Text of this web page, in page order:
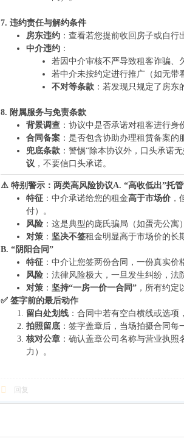
7. 违约责任与解约条件
房东违约 ：查看若您提前收回房子或自行
中介违约 ：
若因中介审核不严导致租客诈骗、
若中介未按约定进行推广（如无带
不对等条款 ：若发现只规定了房东
8. 附属服务与免责条款
背景调查 ：协议中是否承诺对租客进行
合同备案 ：是否包含协助办理租赁备案的
兜底条款 ：警惕“除本协议外，口头承诺
议 ，不要信口头承诺。
⚠️ 特别警示：两类高风险协议A. “高收低出”托
特征 ：中介承诺给您的租金高于市场价
付）。
风险 ：这是典型的庞氏骗局（如蛋壳公
对策 ： 坚决不签租金明显高于市场价的长
B. “阴阳合同”
特征 ：中介让您签两份合同，一份真实价
风险 ：法律风险极大，一旦发生纠纷，
对策 ： 坚持“一房一价一合同” ，所有约定
✅ 签字前的最后动作
留白处划线 ：合同中若有空白横线或选项
拍照留底 ：签字盖章后，当场拍摄合同
核对公章 ：确认盖章公司名称与营业执
力）。
回复